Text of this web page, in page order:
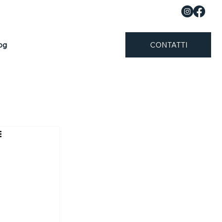
CONTATTI